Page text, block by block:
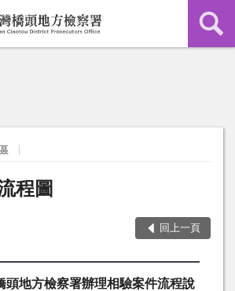
程圖
回上一頁
頭地方檢察署辦理相驗案件流程說